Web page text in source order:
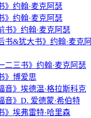
约翰·麦克阿瑟
约翰·麦克阿瑟
》约翰·麦克阿瑟
&犹大书》约翰·麦克
三书》约翰·麦克阿瑟
》博爱思
》埃德温·格拉斯科克
》D. 爱德蒙·希伯特
埃弗雷特·哈里森